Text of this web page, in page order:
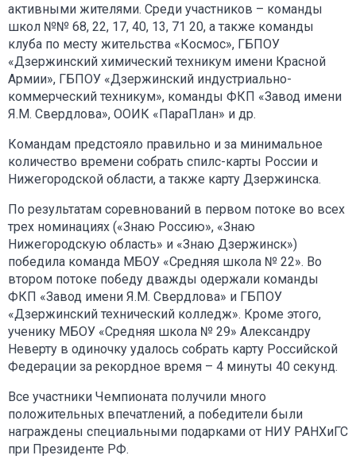
активными жителями. Среди участников – команды
школ №№ 68, 22, 17, 40, 13, 71 20, а также команды
клуба по месту жительства «Космос», ГБПОУ
«Дзержинский химический техникум имени Красной
Армии», ГБПОУ «Дзержинский индустриально-
коммерческий техникум», команды ФКП «Завод имени
Я.М. Свердлова», ООИК «ПараПлан» и др.
Командам предстояло правильно и за минимальное
количество времени собрать спилс-карты России и
Нижегородской области, а также карту Дзержинска.
По результатам соревнований в первом потоке во всех
трех номинациях («Знаю Россию», «Знаю
Нижегородскую область» и «Знаю Дзержинск»)
победила команда МБОУ «Средняя школа № 22». Во
втором потоке победу дважды одержали команды
ФКП «Завод имени Я.М. Свердлова» и ГБПОУ
«Дзержинский технический колледж». Кроме этого,
ученику МБОУ «Средняя школа № 29» Александру
Неверту в одиночку удалось собрать карту Российской
Федерации за рекордное время – 4 минуты 40 секунд.
Все участники Чемпионата получили много
положительных впечатлений, а победители были
награждены специальными подарками от НИУ РАНХиГС
при Президенте РФ.